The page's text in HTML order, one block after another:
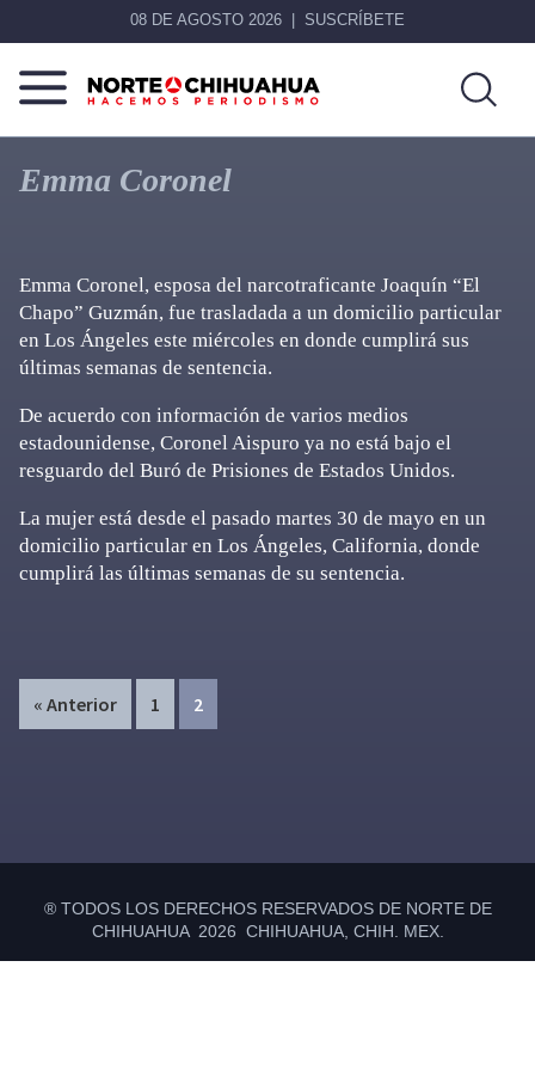
08 DE AGOSTO 2026 SUSCRÍBETE
Norte
Chihuahua
Más
que
noticias,
Emma Coronel
Emma Coronel, esposa del narcotraficante Joaquín “El
Chapo” Guzmán, fue trasladada a un domicilio particular
en Los Ángeles este miércoles en donde cumplirá sus
últimas semanas de sentencia.
De acuerdo con información de varios medios
estadounidense, Coronel Aispuro ya no está bajo el
resguardo del Buró de Prisiones de Estados Unidos.
La mujer está desde el pasado martes 30 de mayo en un
domicilio particular en Los Ángeles, California, donde
cumplirá las últimas semanas de su sentencia.
« Anterior Page
1 Page
2
® TODOS LOS DERECHOS RESERVADOS DE NORTE DE
CHIHUAHUA 2026 CHIHUAHUA, CHIH. MEX.